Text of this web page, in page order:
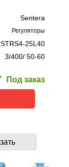
Sentera
Регуляторы
STRS4-25L40
3/400/ 50-60
Под заказ